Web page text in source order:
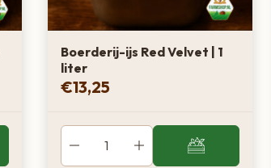
Boerderij-ijs Red Velvet | 1
liter
€13,25